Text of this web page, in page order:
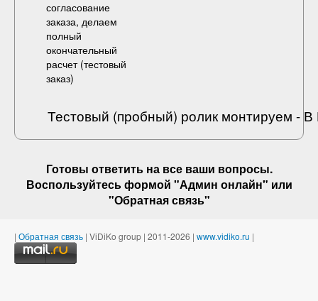
согласование
заказа, делаем
полный
окончательный
расчет (тестовый
заказ)
Тестовый (пробный) ролик монтируем -
Готовы ответить на все ваши вопросы.
Воспользуйтесь формой "Админ онлайн" или
"Обратная связь"
| Обратная связь | ViDiKo group | 2011-2026 | www.vidiko.ru |